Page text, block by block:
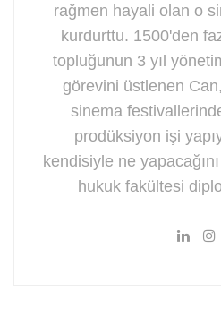
rağmen hayali olan o
kurdurttu. 1500'den
topluğunun 3 yıl
görevini üstlenen
sinema
prodüksiyon işi
kendisiyle ne
hukuk fakültesi